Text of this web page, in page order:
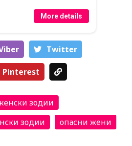
More details
Тwitter
Pinterest
зодии
зодии
опасни жени